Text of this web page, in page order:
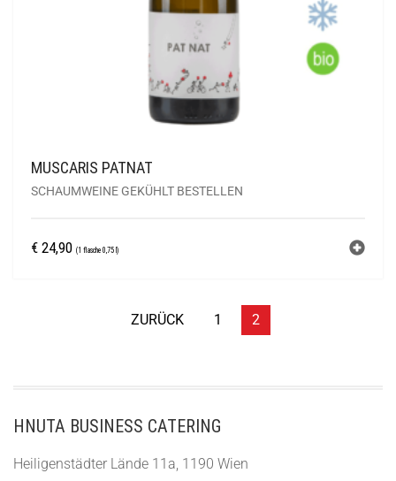
MUSCARIS PATNAT
SCHAUMWEINE GEKÜHLT BESTELLEN
€ 24,90 (1 flasche 0,75 l)
ZURÜCK 1 2
HNUTA BUSINESS CATERING
Heiligenstädter Lände 11a, 1190 Wien